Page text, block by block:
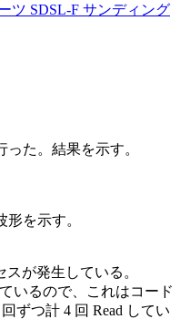
ツ SDSL-F サンディング
た。結果を示す。
を示す。
スが発生している。
いるので、これはコード
ずつ計 4 回 Read してい